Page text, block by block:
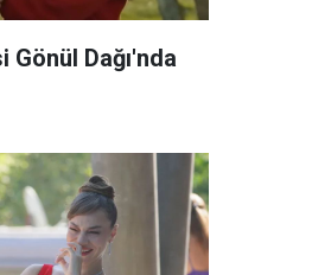
Gönül Dağı'nda